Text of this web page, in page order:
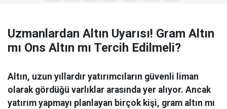
Uzmanlardan Altın Uyarısı! Gram Altın
mı Ons Altın mı Tercih Edilmeli?
Altın, uzun yıllardır yatırımcıların güvenli liman
olarak gördüğü varlıklar arasında yer alıyor. Ancak
yatırım yapmayı planlayan birçok kişi, gram altın mı